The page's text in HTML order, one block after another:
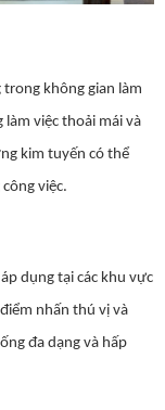
không gian làm
việc thoải mái và
kim tuyến có thể
việc.
dụng tại các khu vực
nhấn thú vị và
đa dạng và hấp